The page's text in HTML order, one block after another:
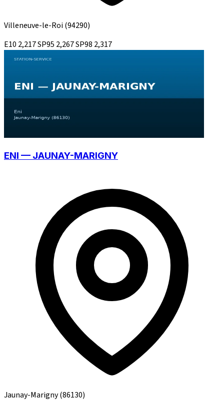
Villeneuve-le-Roi(94290)
E10 2,217SP95 2,267SP98 2,317
ENI — JAUNAY-MARIGNY
Jaunay-Marigny(86130)